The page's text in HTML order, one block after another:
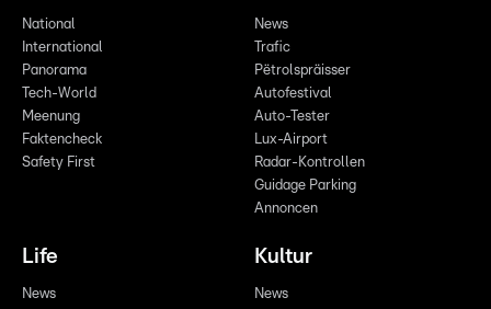
National
International
Panorama
Tech-World
Meenung
Faktencheck
Safety First
News
Trafic
Pëtrolspräisser
Autofestival
Auto-Tester
Lux-Airport
Radar-Kontrollen
Guidage Parking
Annoncen
Life
News
Kultur
News